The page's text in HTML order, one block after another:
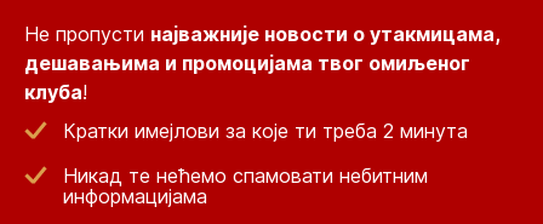
Не пропусти најважније новости о утакмицама,
дешавањима и промоцијама твог омиљеног
клуба!
Кратки имејлови за које ти треба 2 минута
Никад те нећемо спамовати небитним
информацијама